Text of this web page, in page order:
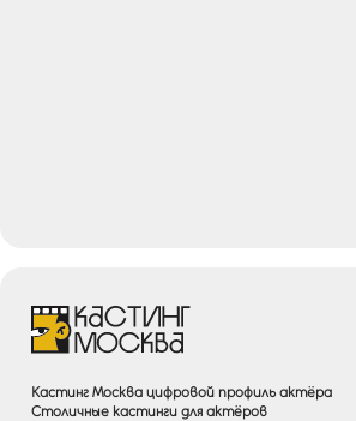
Кастинг Москва цифровой профиль актёра
Столичные кастинги для актёров